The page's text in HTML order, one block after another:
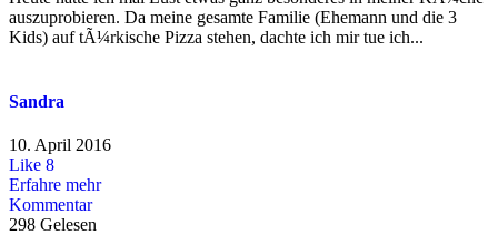
auszuprobieren. Da meine gesamte Familie (Ehemann und die 3
Kids) auf tÃ¼rkische Pizza stehen, dachte ich mir tue ich...
Sandra
10. April 2016
Like 8
Erfahre mehr
Kommentar
298 Gelesen